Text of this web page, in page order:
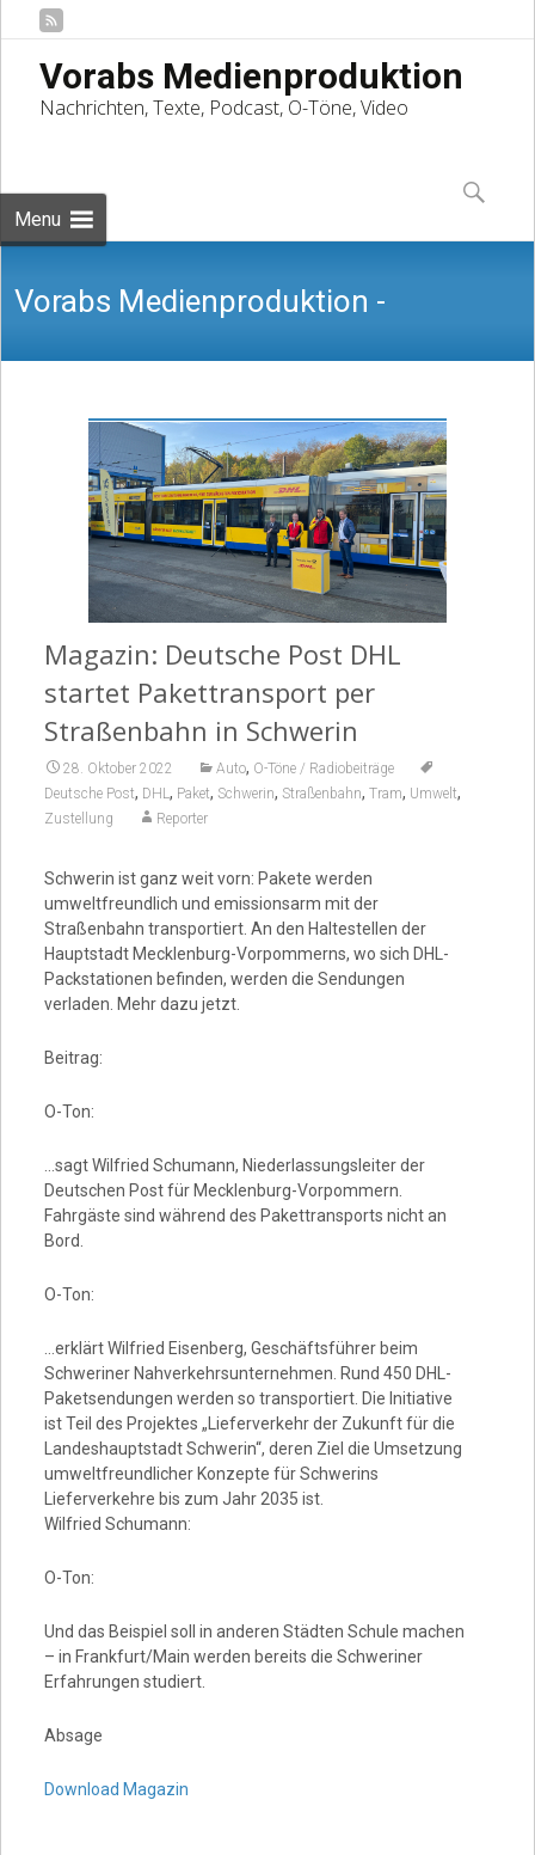
Vorabs Medienproduktion
Nachrichten, Texte, Podcast, O-Töne, Video
Menu
to
content
Suchen
nach:
Vorabs Medienproduktion -
Nachrichten, Texte, Podcast, O-Töne,
Video
Magazin: Deutsche Post DHL
startet Pakettransport per
Straßenbahn in Schwerin
28. Oktober 2022 Auto, O-Töne / Radiobeiträge
Deutsche Post, DHL, Paket, Schwerin, Straßenbahn, Tram, Umwelt,
Zustellung Reporter
Schwerin ist ganz weit vorn: Pakete werden
umweltfreundlich und emissionsarm mit der
Straßenbahn transportiert. An den Haltestellen der
Hauptstadt Mecklenburg-Vorpommerns, wo sich DHL-
Packstationen befinden, werden die Sendungen
verladen. Mehr dazu jetzt.
Beitrag:
O-Ton:
…sagt Wilfried Schumann, Niederlassungsleiter der
Deutschen Post für Mecklenburg-Vorpommern.
Fahrgäste sind während des Pakettransports nicht an
Bord.
O-Ton:
…erklärt Wilfried Eisenberg, Geschäftsführer beim
Schweriner Nahverkehrsunternehmen. Rund 450 DHL-
Paketsendungen werden so transportiert. Die Initiative
ist Teil des Projektes „Lieferverkehr der Zukunft für die
Landeshauptstadt Schwerin“, deren Ziel die Umsetzung
umweltfreundlicher Konzepte für Schwerins
Lieferverkehre bis zum Jahr 2035 ist.
Wilfried Schumann:
O-Ton:
Und das Beispiel soll in anderen Städten Schule machen
– in Frankfurt/Main werden bereits die Schweriner
Erfahrungen studiert.
Absage
Download Magazin